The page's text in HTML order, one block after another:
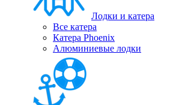
Лодки и катера
Все катера
Катера Phoenix
Алюминиевые лодки